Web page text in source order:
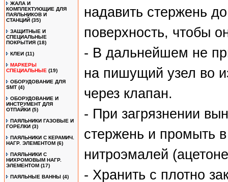
ЖАЛА И
КОМПЛЕКТУЮЩИЕ ДЛЯ
ПАЯЛЬНИКОВ И
СТАНЦИЙ (35)
ЗАЩИТНЫЕ И
СПЕЦИАЛЬНЫЕ
ПОКРЫТИЯ (18)
КЛЕИ (11)
МАРКЕРЫ
СПЕЦИАЛЬНЫЕ (19)
ОБОРУДОВАНИЕ ДЛЯ
SMT (4)
ОБОРУДОВАНИЕ И
ИНСТРУМЕНТ ДЛЯ
ОТПАЙКИ (5)
ПАЯЛЬНИКИ ГАЗОВЫЕ И
ГОРЕЛКИ (3)
ПАЯЛЬНИКИ С КЕРАМИЧ.
НАГР. ЭЛЕМЕНТОМ (6)
ПАЯЛЬНИКИ С
НИХРОМОВЫМ НАГР.
ЭЛЕМЕНТОМ (17)
ПАЯЛЬНЫЕ ВАННЫ (4)
надавить стержень
поверхность, чтобы
- В дальнейшем не
на пишущий узел во
через клапан.
- При загрязнении
стержень и промыть
нитроэмалей
- Хранить с плотно